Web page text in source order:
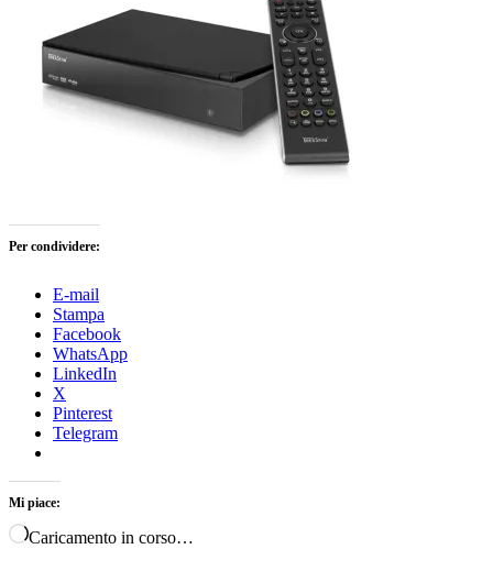
Per condividere:
E-mail
Stampa
Facebook
WhatsApp
LinkedIn
X
Pinterest
Telegram
Mi piace:
Caricamento in corso…